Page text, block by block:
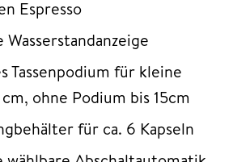
Espresso
Tassenpodium für kleine
cm, ohne Podium bis 15cm
für ca. 6 Kapseln